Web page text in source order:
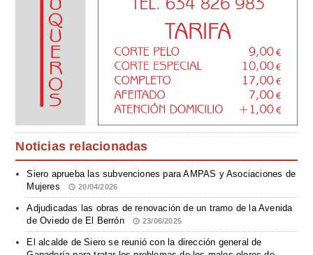
Noticias relacionadas
Siero aprueba las subvenciones para AMPAS y Asociaciones de
Mujeres
20/04/2026
Adjudicadas las obras de renovación de un tramo de la Avenida
de Oviedo de El Berrón
23/06/2025
El alcalde de Siero se reunió con la dirección general de